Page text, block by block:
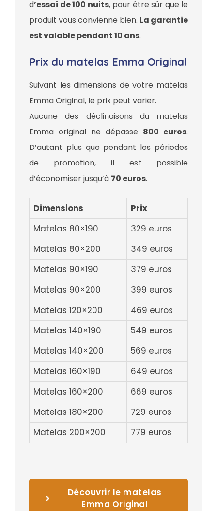
d’essai de 100 nuits, pour être sûr que le
produit vous convienne bien. La garantie
est valable pendant 10 ans.
Prix du matelas Emma Original
Suivant les dimensions de votre matelas
Emma Original, le prix peut varier.
Aucune des déclinaisons du matelas
Emma original ne dépasse 800 euros.
D’autant plus que pendant les périodes
de promotion, il est possible
d’économiser jusqu’à 70 euros.
Dimensions
Prix
Matelas 80×190
329 euros
Matelas 80×200
349 euros
Matelas 90×190
379 euros
Matelas 90×200
399 euros
Matelas 120×200
469 euros
Matelas 140×190
549 euros
Matelas 140×200
569 euros
Matelas 160×190
649 euros
Matelas 160×200
669 euros
Matelas 180×200
729 euros
Matelas 200×200
779 euros
Découvrir le matelas
Emma Original